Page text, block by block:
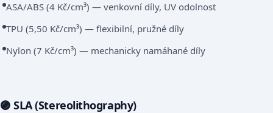
ASA/ABS (4 Kč/cm³) — venkovní díly, UV odolnost
TPU (5,50 Kč/cm³) — flexibilní, pružné díly
Nylon (7 Kč/cm³) — mechanicky namáhané díly
🟣 SLA (Stereolithography)